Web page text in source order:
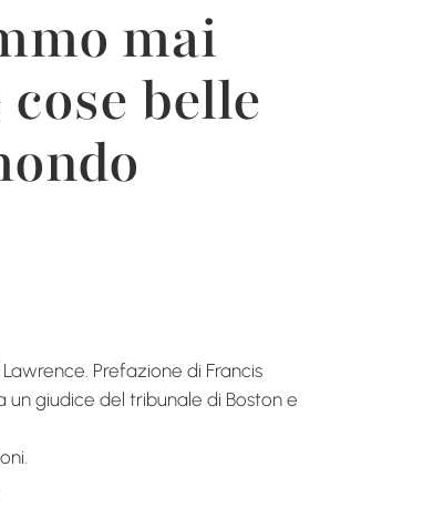
mai
belle
Prefazione di Francis
un giudice del tribunale di Boston e